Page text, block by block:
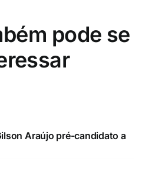
pode se
Araújo pré-candidato a